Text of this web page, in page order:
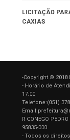
LICITAÇÃO
CAXIAS
-Copyright © 2018
- Horário de
17:00
Telefone:(051)
R CONEGO
95835-000
- Todos os